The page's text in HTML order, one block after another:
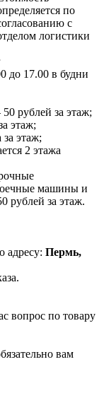
по
с
логистики
до 17.00 в будни
рублей за этаж;
этаж;
этаж;
2 этажа
машины и
рублей за этаж.
адресу: Пермь,
вопрос по товару
вам